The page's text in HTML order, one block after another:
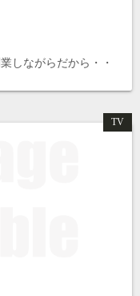
しながらだから・・
TV